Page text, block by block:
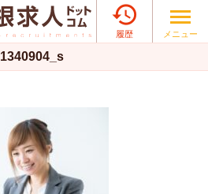

履歴 メニュー
1340904_s